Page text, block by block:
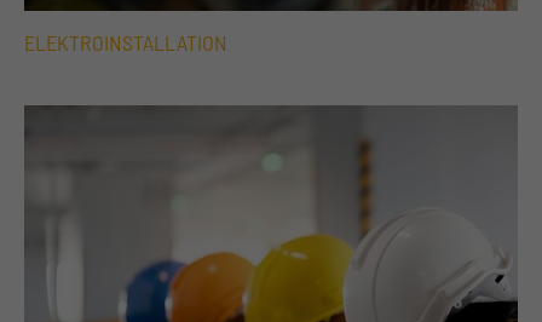
ELEKTROINSTALLATION